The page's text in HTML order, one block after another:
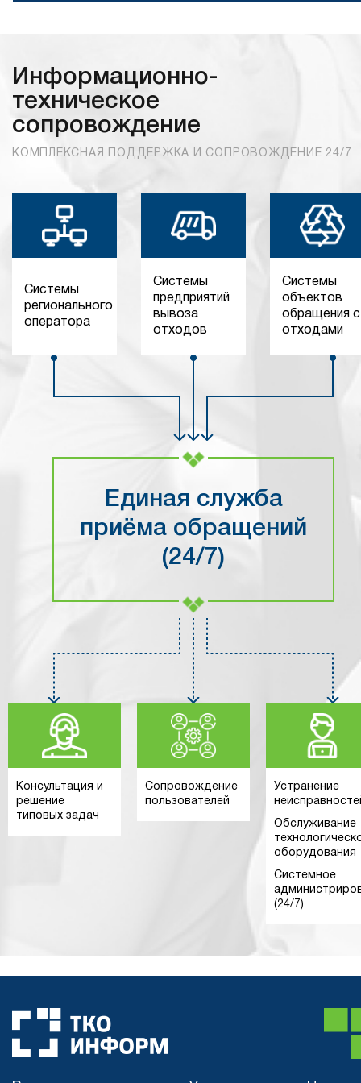
Информационно-
техническое
сопровождение
КОМПЛЕКСНАЯ ПОДДЕРЖКА И СОПРОВОЖДЕНИЕ 24/7
Системы
регионального
оператора
Системы
предприятий
вывоза
отходов
Системы
объектов
обращения с
отходами
Единая служба
приёма обращений
(24/7)
Консультация и
решение
типовых задач
Сопровождение
пользователей
Устранение
Обслуживание
оборудования
Системное
(24/7)